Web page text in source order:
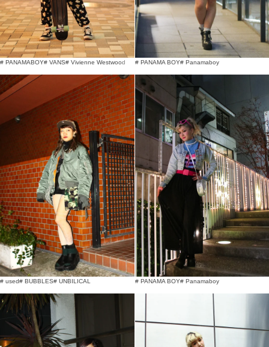
# PANAMABOY# VANS# Vivienne Westwood # PANAMA BOY# Panamaboy
# used# BUBBLES# UNBILICAL # PANAMA BOY# Panamaboy